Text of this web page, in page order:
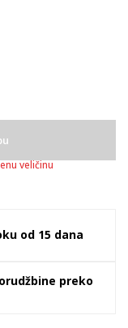
veličinu
od 15 dana
preko